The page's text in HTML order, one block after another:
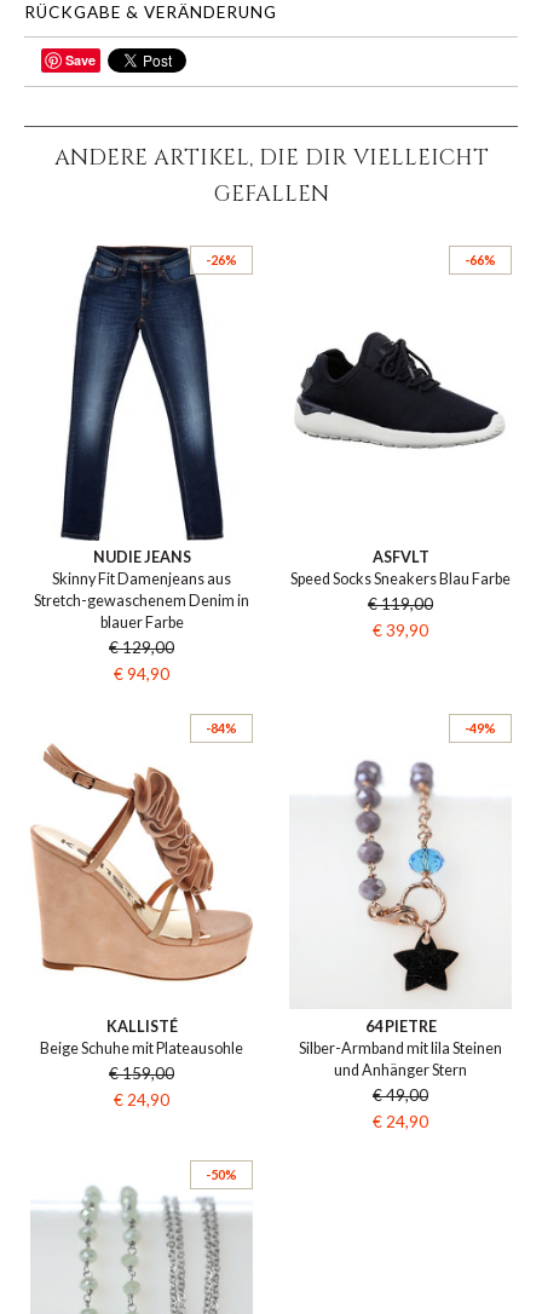
RÜCKGABE & VERÄNDERUNG
TEILEN
Save
ANDERE ARTIKEL, DIE DIR VIELLEICHT
GEFALLEN
-26%
NUDIE JEANS
Skinny Fit Damenjeans aus
Stretch-gewaschenem Denim in
blauer Farbe
€ 129,00
€ 94,90
-66%
ASFVLT
Speed Socks Sneakers Blau Farbe
€ 119,00
€ 39,90
-84%
KALLISTÉ
Beige Schuhe mit Plateausohle
€ 159,00
€ 24,90
-49%
64 PIETRE
Silber-Armband mit lila Steinen
und Anhänger Stern
€ 49,00
€ 24,90
-50%